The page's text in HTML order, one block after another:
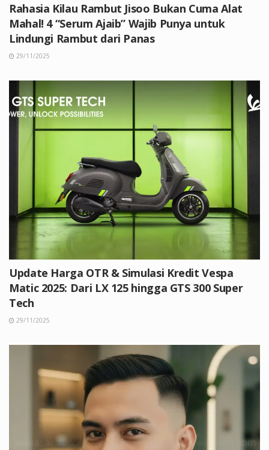
Rahasia Kilau Rambut Jisoo Bukan Cuma Alat
Mahal! 4 “Serum Ajaib” Wajib Punya untuk
Lindungi Rambut dari Panas
29/11/2025
Update Harga OTR & Simulasi Kredit Vespa
Matic 2025: Dari LX 125 hingga GTS 300 Super
Tech
29/11/2025